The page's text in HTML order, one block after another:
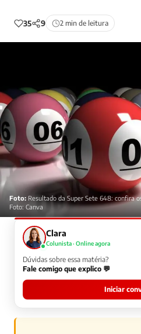
35 9 2 min de leitura
Foto: Resultado da Super Sete 648: confira
Foto: Canva
Clara
Colunista · Online agora
Dúvidas sobre essa matéria?
Fale comigo que explico 💬
Iniciar